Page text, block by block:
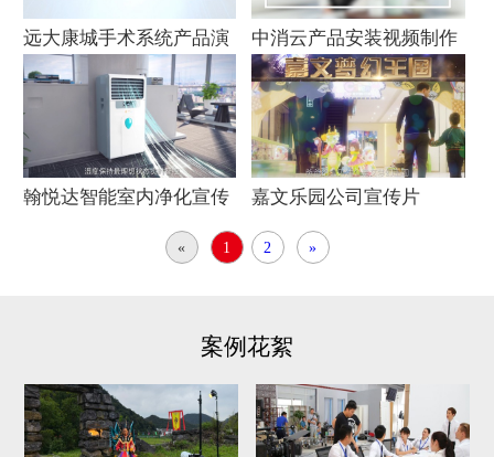
远大康城手术系统产品演
示视频
中消云产品安装视频制作
翰悦达智能室内净化宣传
嘉文乐园公司宣传片
« 1 2 »
案例花絮